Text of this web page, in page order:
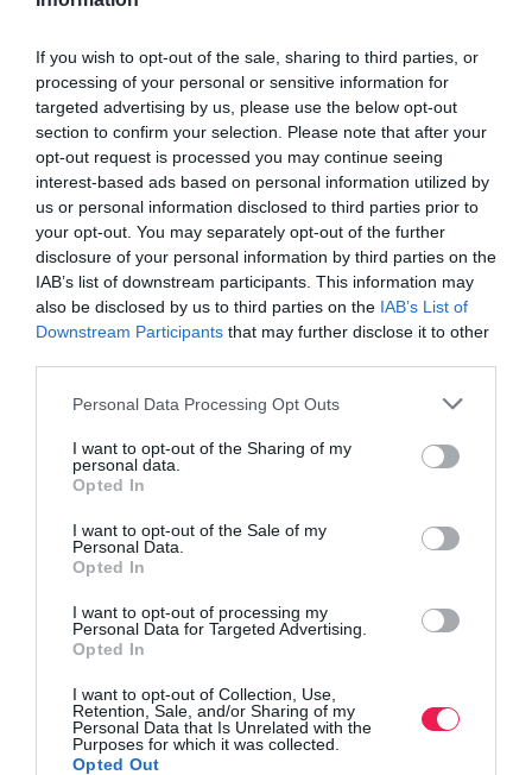
If you wish to opt-out of the sale, sharing to third parties, or
processing of your personal or sensitive information for
targeted advertising by us, please use the below opt-out
section to confirm your selection. Please note that after your
opt-out request is processed you may continue seeing
interest-based ads based on personal information utilized by
us or personal information disclosed to third parties prior to
your opt-out. You may separately opt-out of the further
disclosure of your personal information by third parties on the
IAB’s list of downstream participants. This information may
also be disclosed by us to third parties on the IAB’s List of
Downstream Participants that may further disclose it to other
Personal Data Processing Opt Outs
I want to opt-out of the Sharing of my
personal data.
Opted In
I want to opt-out of the Sale of my
Personal Data.
Opted In
I want to opt-out of processing my
Personal Data for Targeted Advertising.
Opted In
I want to opt-out of Collection, Use,
Retention, Sale, and/or Sharing of my
Personal Data that Is Unrelated with the
Purposes for which it was collected.
Opted Out